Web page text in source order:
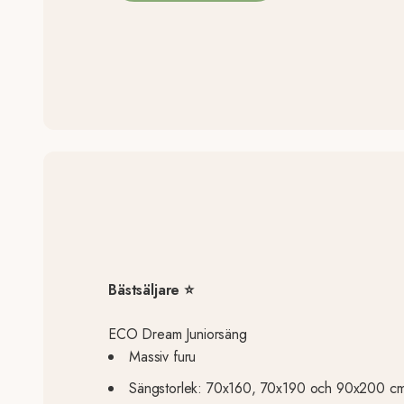
Bästsäljare ⭐
ECO Dream Juniorsäng
Massiv furu
Sängstorlek: 70x160, 70x190 och 90x200